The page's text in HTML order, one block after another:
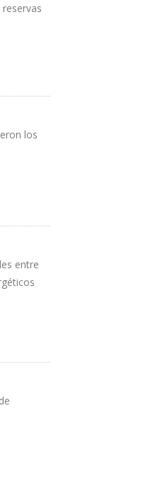
los
entre